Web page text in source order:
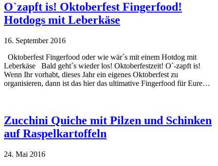
O`zapft is! Oktoberfest Fingerfood!
Hotdogs mit Leberkäse
16. September 2016
Oktoberfest Fingerfood oder wie wär´s mit einem Hotdog mit
Leberkäse Bald geht´s wieder los! Oktoberfestzeit! O`-zapft is!
Wenn Ihr vorhabt, dieses Jahr ein eigenes Oktoberfest zu
organisieren, dann ist das hier das ultimative Fingerfood für Eure…
Zucchini Quiche mit Pilzen und Schinken
auf Raspelkartoffeln
24. Mai 2016